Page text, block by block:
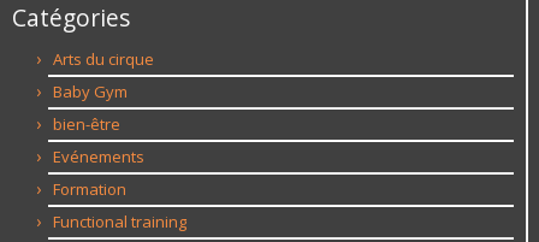
Catégories
Arts du cirque
Baby Gym
bien-être
Evénements
Formation
Functional training